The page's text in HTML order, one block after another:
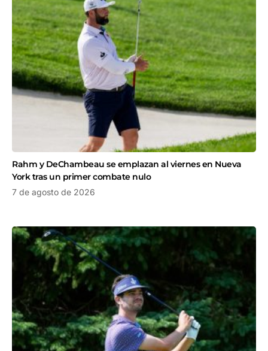
Rahm y DeChambeau se emplazan al viernes en Nueva
York tras un primer combate nulo
7 de agosto de 2026